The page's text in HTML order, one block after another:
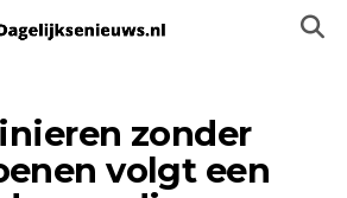
zonder
volgt een